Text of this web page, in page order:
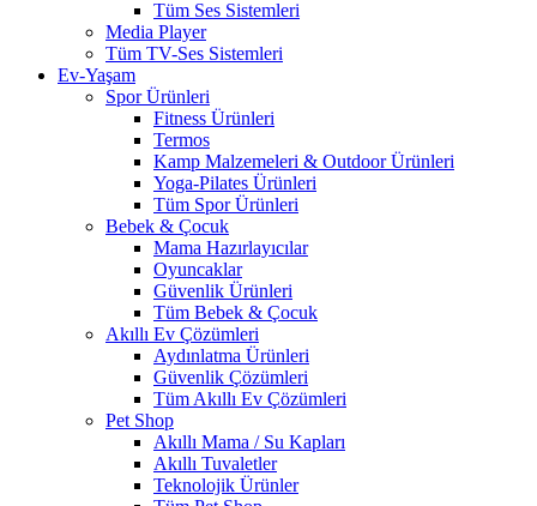
Tüm Ses Sistemleri
Media Player
Tüm TV-Ses Sistemleri
Ev-Yaşam
Spor Ürünleri
Fitness Ürünleri
Termos
Kamp Malzemeleri & Outdoor Ürünleri
Yoga-Pilates Ürünleri
Tüm Spor Ürünleri
Bebek & Çocuk
Mama Hazırlayıcılar
Oyuncaklar
Güvenlik Ürünleri
Tüm Bebek & Çocuk
Akıllı Ev Çözümleri
Aydınlatma Ürünleri
Güvenlik Çözümleri
Tüm Akıllı Ev Çözümleri
Pet Shop
Akıllı Mama / Su Kapları
Akıllı Tuvaletler
Teknolojik Ürünler